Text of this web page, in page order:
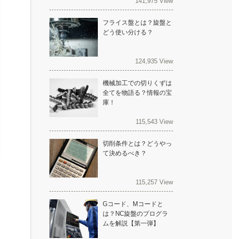
フライス盤とは？旋盤と
どう使い分ける？
124,935 View
機械加工での切りくずは
全てを物語る？情報の宝
庫！
115,543 View
切削条件とは？どうやっ
て決めるべき？
115,257 View
Gコード、Mコードと
は？NC旋盤のプログラ
ムを解説【第一弾】